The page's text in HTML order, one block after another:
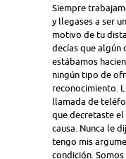
Siempre
y llegases a ser
motivo de tu
decías que algún
estábamos
ningún tipo de
reconocimiento.
llamada de
que decretaste
causa. Nunca le
tengo mis
condición.